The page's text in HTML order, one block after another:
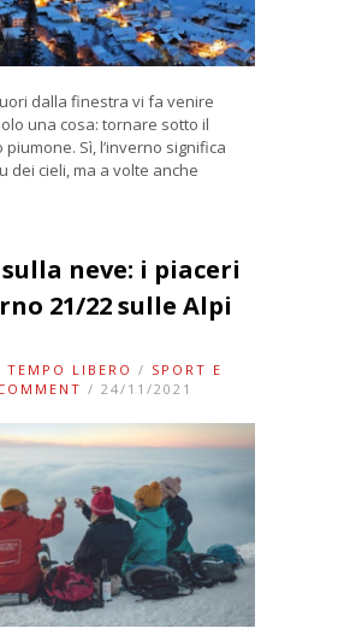
dalla finestra vi fa venire
una cosa: tornare sotto il
Sì, l’inverno significa
dei cieli, ma a volte anche
neve: i piaceri
21/22 sulle Alpi
TEMPO LIBERO / SPORT E
/ 24/11/2021